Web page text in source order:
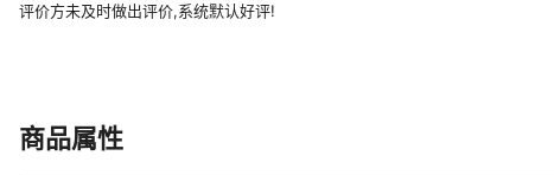
评价方未及时做出评价,系统默认好评!
商品属性